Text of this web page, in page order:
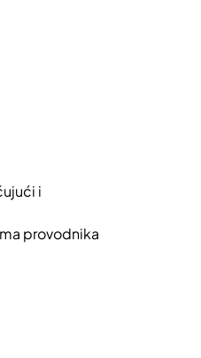
i
provodnika